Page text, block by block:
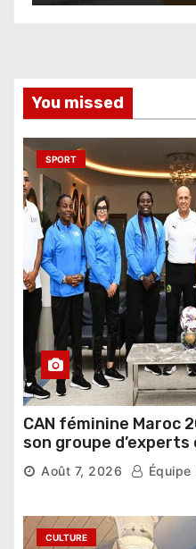
You missed
SPORT
CAN féminine Maroc
son groupe d’experts
compétition
Août 7, 2026 Équipe
CULTURE